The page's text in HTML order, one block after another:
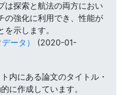
は探索と航法の両方におい
の強化に利用でき、性能が
示します。
ータ）
(2020-01-
内にある論文のタイトル・
に作成しています。